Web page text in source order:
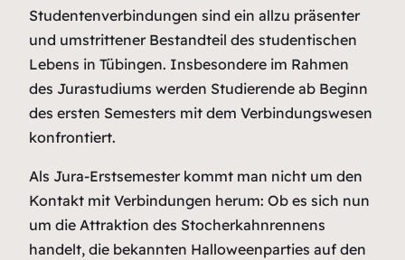
Studentenverbindungen sind ein allzu präsenter
und umstrittener Bestandteil des studentischen
Lebens in Tübingen. Insbesondere im Rahmen
des Jurastudiums werden Studierende ab Beginn
des ersten Semesters mit dem Verbindungswesen
konfrontiert.
Als Jura-Erstsemester kommt man nicht um den
Kontakt mit Verbindungen herum: Ob es sich nun
um die Attraktion des Stocherkahnrennens
handelt, die bekannten Halloweenparties auf den